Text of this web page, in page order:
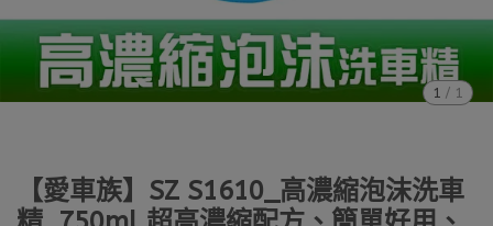
1 / 1
【愛車族】SZ S1610_高濃縮泡沫洗車